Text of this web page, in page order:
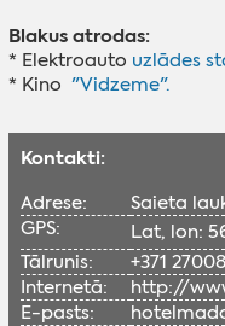
Blakus atrodas:
* Elektroauto uzlādes
* Kino "Vidzeme".
Kontakti:
Adrese:
Saieta
GPS:
Lat, lon:
Tālrunis:
+371
Internetā:
http://
E-pasts: